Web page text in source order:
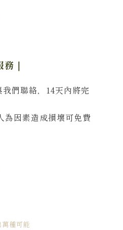
務 ｜
們聯絡，14天內將完
為因素造成損壞可免費
種可能